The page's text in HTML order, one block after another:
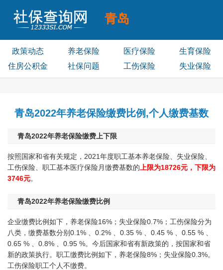
青岛
社保查询个人账户
政策动态 养老保险 医疗保险
生育保险
住房公积金
社保问题 工伤保险 失业保险
青岛2022年养老保险缴费比例,个人缴费基数
青岛2022年养老保险缴费上下限
按照国家和省有关规定，2021年度职工基本养老保险、失业保险、
工伤保险、职工基本医疗保险月缴费基数的 上限为18726元，下限为
3746元。
青岛2022年养老保险缴费比例
企业缴费比例如下，养老保险16%；失业保险0.7%；工伤保险分为
八类，缴费基数分别0.1% 、0.2% 、0.35 % 、0.45 % 、0.55 % 、
0.65 % 、0.8% 、0.95 %。今后国家和省有新政策的，按国家和省
新的政策执行。职工缴费比例如下，养老保险8%；失业保险0.3%。
工伤保险职工个人不缴费。